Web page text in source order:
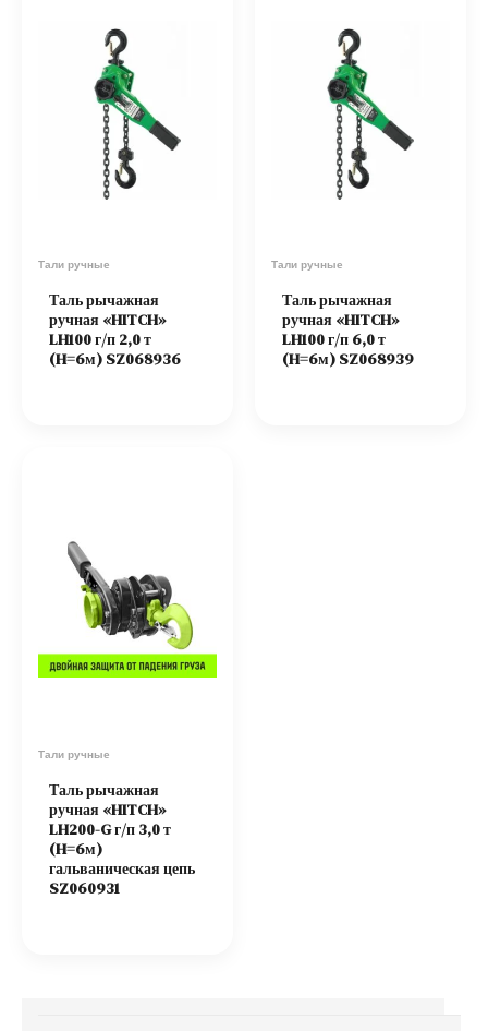
Тали ручные
Таль рычажная
ручная «HITCH»
LH100 г/п 2,0 т
(H=6м) SZ068936
Тали ручные
Таль рычажная
ручная «HITCH»
LH100 г/п 6,0 т
(H=6м) SZ068939
Тали ручные
Таль рычажная
ручная «HITCH»
LH200-G г/п 3,0 т
(H=6м)
гальваническая цепь
SZ060931